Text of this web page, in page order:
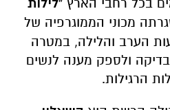
הרגילות.
הרשת היאהשאלון
– כלי חינמי ואנונימי,
לכל אישה לבצע